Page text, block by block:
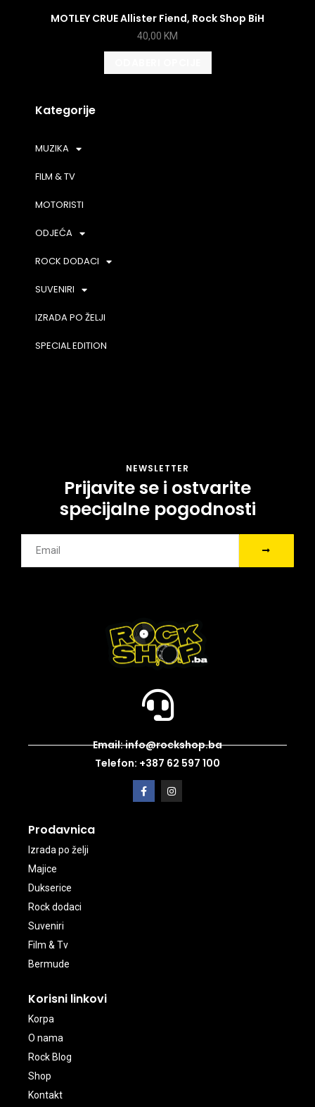
Kategorije
MUZIKA
FILM & TV
MOTORISTI
ODJEĆA
ROCK DODACI
SUVENIRI
IZRADA PO ŽELJI
SPECIAL EDITION
MOTLEY CRUE Allister Fiend, Rock Shop BiH
40,00 KM
NEWSLETTER
Prijavite se i ostvarite
specijalne pogodnosti
Email: info@rockshop.ba
Telefon: +387 62 597 100
Prodavnica
Izrada po želji
Majice
Dukserice
Rock dodaci
Suveniri
Film & Tv
Bermude
Korisni linkovi
Korpa
O nama
Rock Blog
Shop
Kontakt